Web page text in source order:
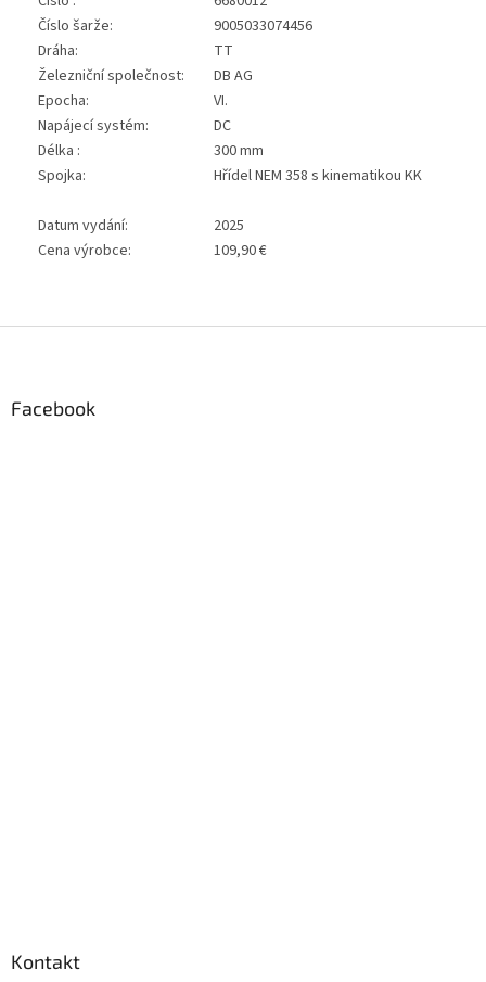
Číslo šarže:
9005033074456
Dráha:
TT
Železniční společnost:
DB AG
Epocha:
VI.
Napájecí systém:
DC
Délka :
300 mm
Spojka:
Hřídel NEM 358 s kinematikou KK
Datum vydání:
2025
Cena výrobce:
109,90 €
Facebook
Kontakt